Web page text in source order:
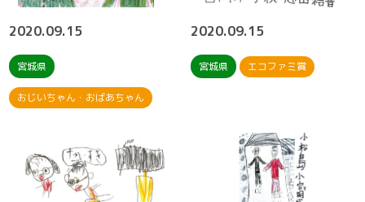
2020.09.15
宮城県
おじいちゃん・おばあちゃん
2020.09.15
宮城県 エコファミ賞